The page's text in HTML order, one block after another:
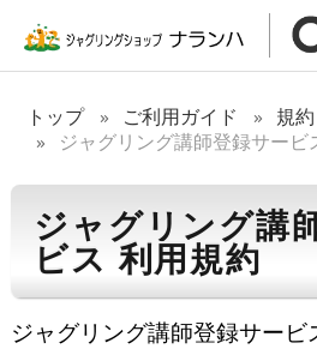
トップ ご利用ガイド
規
ジャグリング講師登録サービ
ジャグリング講
ビス 利用規約
ジャグリング講師登録サービ